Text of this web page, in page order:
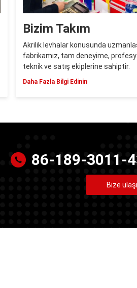
Bizim Takım
Akrilik levhalar konusunda
fabrikamız, tam deneyime,
teknik ve satış ekiplerine sahiptir.
Daha Fazla Bilgi Edinin
86-189-3011-
Bize